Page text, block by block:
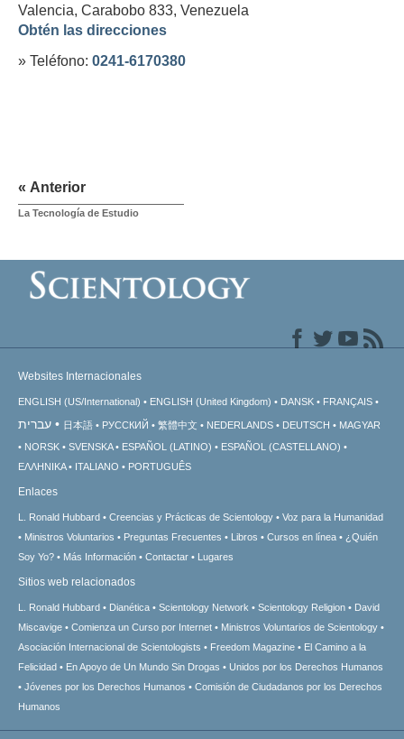
Valencia, Carabobo 833, Venezuela
Obtén las direcciones
» Teléfono: 0241-6170380
« Anterior
La Tecnología de Estudio
Websites Internacionales
ENGLISH (US/International) ENGLISH (United Kingdom) DANSK FRANÇAIS
עברית 日本語 РУССКИЙ 繁體中文 NEDERLANDS DEUTSCH
MAGYAR
NORSK
SVENSKA ESPAÑOL (LATINO)
ESPAÑOL (CASTELLANO)
ΕΛΛΗΝΙΚA
ITALIANO PORTUGUÊS
Enlaces
L. Ronald Hubbard Creencias y Prácticas de Scientology
Voz para la Humanidad
Ministros Voluntarios
Preguntas Frecuentes Libros Cursos en línea
¿Quién
Soy Yo?
Más Información Contactar Lugares
Sitios web relacionados
L. Ronald Hubbard Dianética Scientology Network Scientology Religion
David
Miscavige
Comienza un Curso por Internet
Ministros Voluntarios de Scientology
Asociación Internacional de Scientologists
Freedom Magazine
El Camino a la
Felicidad
En Apoyo de Un Mundo Sin Drogas
Unidos por los Derechos Humanos
Jóvenes por los Derechos Humanos
Comisión de Ciudadanos por los Derechos
Humanos